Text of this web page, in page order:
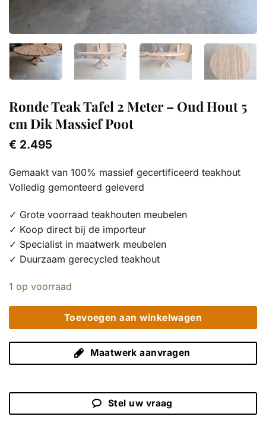
Ronde Teak Tafel 2 Meter – Oud Hout 5
cm Dik Massief Poot
€ 2.495
Gemaakt van 100% massief gecertificeerd teakhout
Volledig gemonteerd geleverd
✓ Grote voorraad teakhouten meubelen
✓ Koop direct bij de importeur
✓ Specialist in maatwerk meubelen
✓ Duurzaam gerecycled teakhout
1 op voorraad
Toevoegen aan winkelwagen
Maatwerk aanvragen
Stel uw vraag